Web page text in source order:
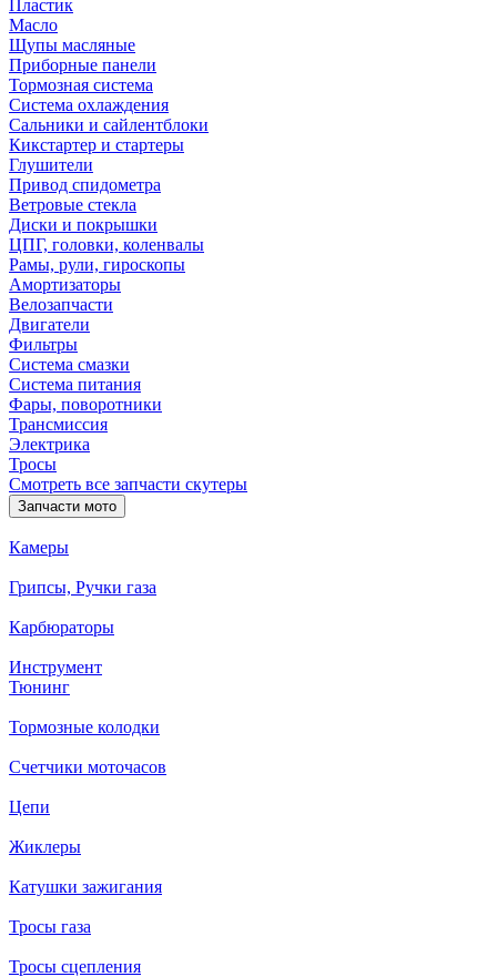
Пластик
Масло
Щупы масляные
Приборные панели
Тормозная система
Система охлаждения
Сальники и сайлентблоки
Кикстартер и стартеры
Глушители
Привод спидометра
Ветровые стекла
Диски и покрышки
ЦПГ, головки, коленвалы
Рамы, рули, гироскопы
Амортизаторы
Велозапчасти
Двигатели
Фильтры
Система смазки
Система питания
Фары, поворотники
Трансмиссия
Электрика
Тросы
Смотреть все запчасти скутеры
Запчасти мото
Камеры
Грипсы, Ручки газа
Карбюраторы
Инструмент
Тюнинг
Тормозные колодки
Счетчики моточасов
Цепи
Жиклеры
Катушки зажигания
Тросы газа
Тросы сцепления